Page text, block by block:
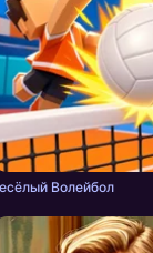
Волейбол